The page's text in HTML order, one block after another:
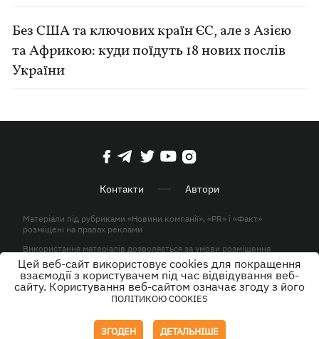
Без США та ключових країн ЄС, але з Азією
та Африкою: куди поїдуть 18 нових послів
України
Контакти Автори
Матеріали під рубриками «Новини компанії», «PR» і «Факт»
розміщені на правах реклами
Використання матеріалів дозволяється за умови розміщення
активного гіперпосилання на KP.UA в першому абзаці.
© ТОВ «ЮЛАВ МЕДІА» 2026. Всі права захищені.
Цей веб-сайт використовує cookies для покращення
взаємодії з користувачем під час відвідування веб-
сайту. Користування веб-сайтом означає згоду з його
ПОЛІТИКОЮ COOKIES
ЗГОДЕН ДЕТАЛЬНІШЕ